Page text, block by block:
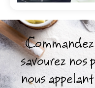
savourez nos
nous